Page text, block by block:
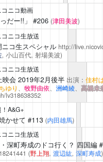
コニコ動画
だー!!」 #206 (津田美波)
コニコ生放送
ニコ生スペシャル http://
, 小山百代, 射場美波)
コニコ生放送
映会2019年2月後半 出演： 佳村
ゆり 、 牧野由依、 洲崎綾、高橋未
lv318638352
！A&G+
かせて #113 (内田雄馬)
コニコ生放送
深町寿成のドコ行く？ 四国編
(野上翔, 渡辺紘, 深町寿成)